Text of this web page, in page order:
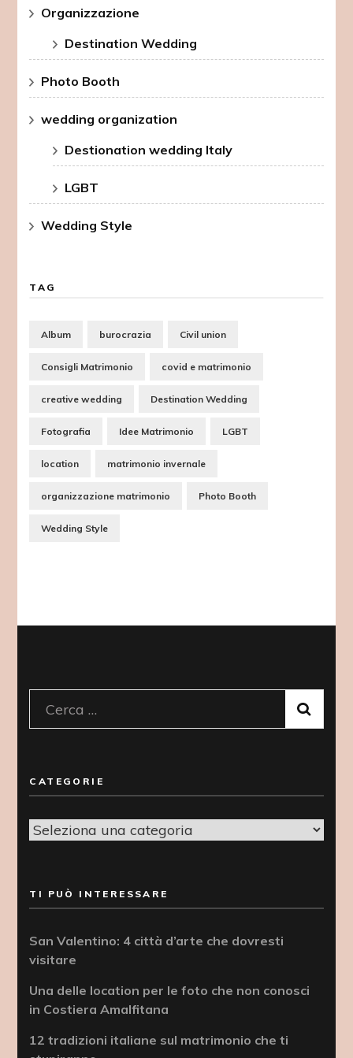
Organizzazione
Destination Wedding
Photo Booth
wedding organization
Destionation wedding Italy
LGBT
Wedding Style
TAG
Album burocrazia Civil union
Consigli Matrimonio covid e matrimonio
creative wedding Destination Wedding
Fotografia Idee Matrimonio LGBT
location matrimonio invernale
organizzazione matrimonio Photo Booth
Wedding Style
Ricerca
per:
CATEGORIE
Categorie
TI PUÒ INTERESSARE
San Valentino: 4 città d’arte che dovresti
visitare
Una delle location per le foto che non conosci
in Costiera Amalfitana
12 tradizioni italiane sul matrimonio che ti